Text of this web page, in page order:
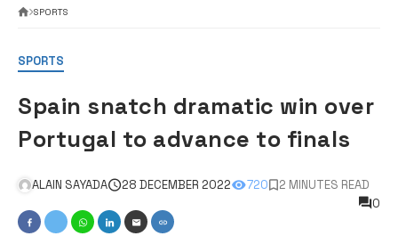
SPORTS
SPORTS
Spain snatch dramatic win over
Portugal to advance to finals
ALAIN SAYADA 28 DECEMBER 2022 720
2 MINUTES READ
0